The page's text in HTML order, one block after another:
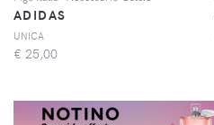
ADIDAS
UNICA
€ 25,00